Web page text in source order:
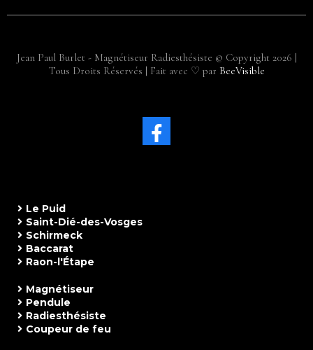
Jean Paul Burlet - Magnétiseur Radiesthésiste © Copyright 2026 |
Tous Droits Réservés | Fait avec ♡ par BeeVisible
Le Puid
Saint-Dié-des-Vosges
Schirmeck
Baccarat
Raon-l'Étape
Magnétiseur
Pendule
Radiesthésiste
Coupeur de feu